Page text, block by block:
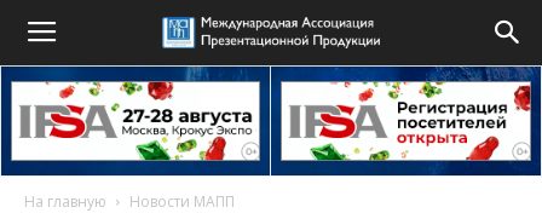
На главную Новости МАПП